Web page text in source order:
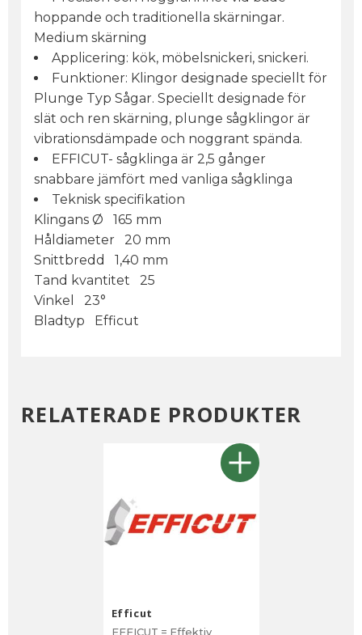
hoppande och traditionella skärningar.
Medium skärning
Applicering: kök, möbelsnickeri, snickeri.
Funktioner: Klingor designade speciellt för
Plunge Typ Sågar. Speciellt designade för
slät och ren skärning, plunge sågklingor är
vibrationsdämpade och noggrant spända.
EFFICUT- sågklinga är 2,5 gånger
snabbare jämfört med vanliga sågklinga
Teknisk specifikation
Klingans Ø 165 mm
Håldiameter 20 mm
Snittbredd 1,40 mm
Tand kvantitet 25
Vinkel 23°
Bladtyp Efficut
RELATERADE PRODUKTER
Efficut
EFFICUT = Effektiv